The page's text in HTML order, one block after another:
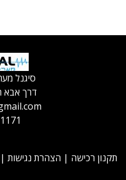
סיגנל
דרך אבא הלל
תקנון רכישה | הצהרת נגישות |